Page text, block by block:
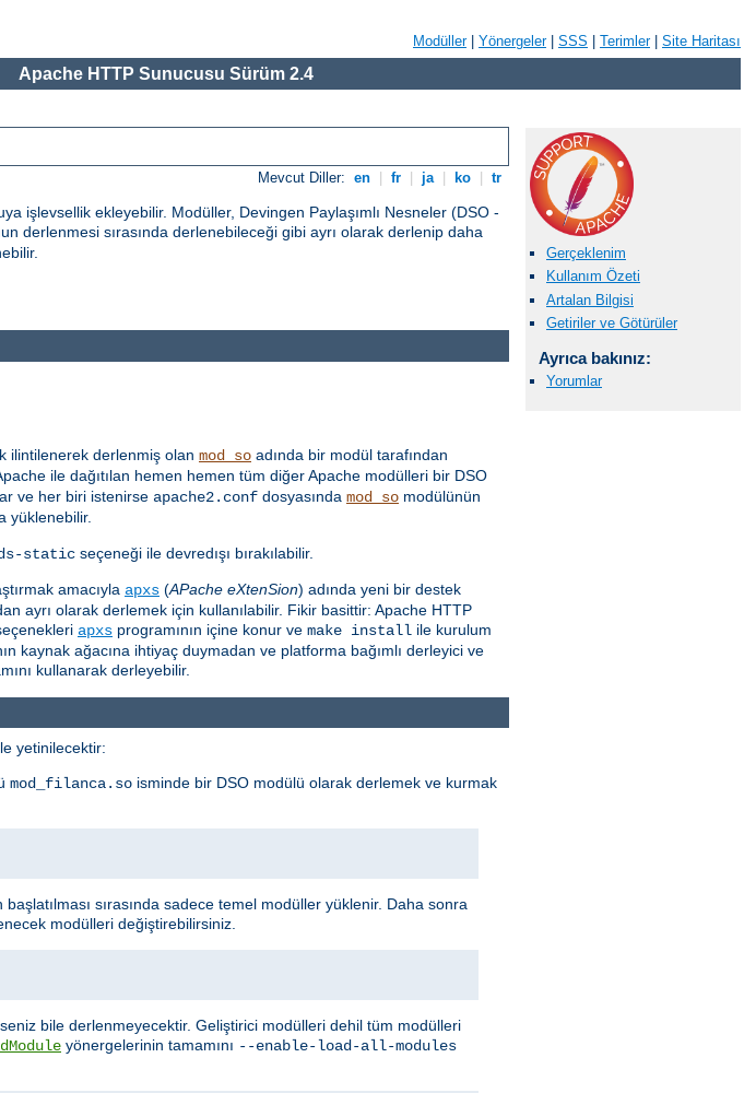
Modüller| Yönergeler| SSS Terimler| Site Haritası
Apache HTTP Sunucusu Sürüm 2.4
Mevcut Diller: en fr ja ko tr
işlevsellik ekleyebilir. Modüller, Devingen Paylaşımlı Nesneler (DSO -
derlenmesi sırasında derlenebileceği gibi ayrı olarak derlenip daha
Gerçeklenim
Kullanım Özeti
Artalan Bilgisi
Getiriler ve Götürüler
Ayrıca bakınız:
Yorumlar
ilintilenerek derlenmiş olan mod_so adında bir modül tarafından
ile dağıtılan hemen hemen tüm diğer Apache modülleri bir DSO
ve her biri istenirse apache2.conf dosyasında mod_so modülünün
yüklenebilir.
static seçeneği ile devredışı bırakılabilir.
amacıyla apxs (APache eXtenSion) adında yeni bir destek
ayrı olarak derlemek için kullanılabilir. Fikir basittir: Apache HTTP
apxs programının içine konur ve make install ile kurulum
kaynak ağacına ihtiyaç duymadan ve platforma bağımlı derleyici ve
kullanarak derleyebilir.
yetinilecektir:
mod_filanca.so isminde bir DSO modülü olarak derlemek ve kurmak
sırasında sadece temel modüller yüklenir. Daha sonra
modülleri değiştirebilirsiniz.
bile derlenmeyecektir. Geliştirici modülleri dehil tüm modülleri
yönergelerinin tamamını --enable-load-all-modules